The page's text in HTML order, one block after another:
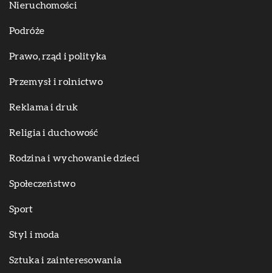
Nieruchomości
Podróże
Prawo, rząd i polityka
Przemysł i rolnictwo
Reklama i druk
Religia i duchowość
Rodzina i wychowanie dzieci
Społeczeństwo
Sport
Styl i moda
Sztuka i zainteresowania